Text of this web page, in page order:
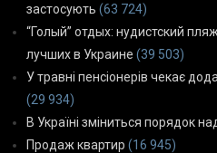
застосують (63 724)
“Голый” отдых: нудистский
лучших в Украине (39 503)
У травні пенсіонерів чекає
(29 934)
В Україні зміниться порядок
Продаж квартир (16 945)